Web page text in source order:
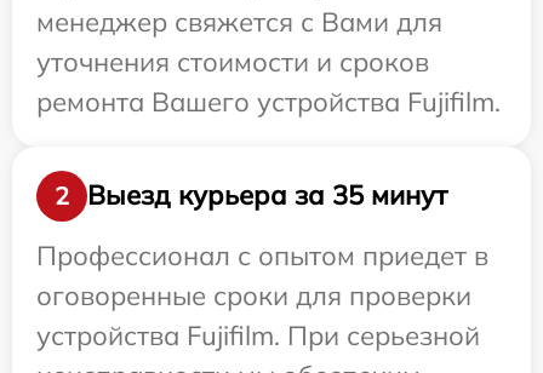
менеджер свяжется с Вами для
уточнения стоимости и сроков
ремонта Вашего устройства Fujifilm.
2
Выезд курьера за 35 минут
Профессионал с опытом приедет в
оговоренные сроки для проверки
устройства Fujifilm. При серьезной